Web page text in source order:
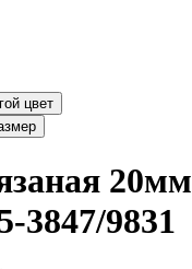
Выбрать другой цвет
20мм
3847/9831